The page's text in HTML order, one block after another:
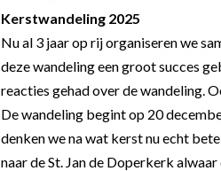
Kerstwandeling 2025
Nu al 3 jaar op rij organiseren we
deze wandeling een groot succes
reacties gehad over de wandeling.
De wandeling begint op 20
denken we na wat kerst nu echt
naar de St. Jan de Doperkerk